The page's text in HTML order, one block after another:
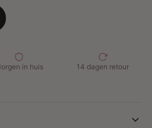
gewassen haar als het
dag twee of drie
vochtig haar van wortel
naar wens.
in huis 14 dagen retour